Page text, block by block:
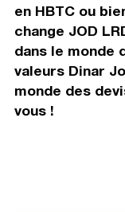
en HBTC ou
change JOD
dans le monde
valeurs Dinar
monde des
vous !